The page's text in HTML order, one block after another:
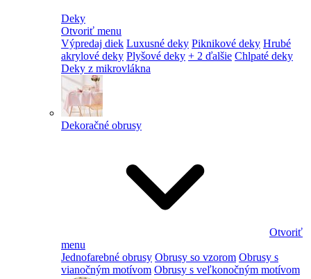
Deky
Otvoriť menu
Výpredaj diek Luxusné deky Piknikové deky Hrubé
akrylové deky Plyšové deky + 2 ďalšie Chlpaté deky
Deky z mikrovlákna
Dekoračné obrusy
Otvoriť
menu
Jednofarebné obrusy Obrusy so vzorom Obrusy s
vianočným motívom Obrusy s veľkonočným motívom